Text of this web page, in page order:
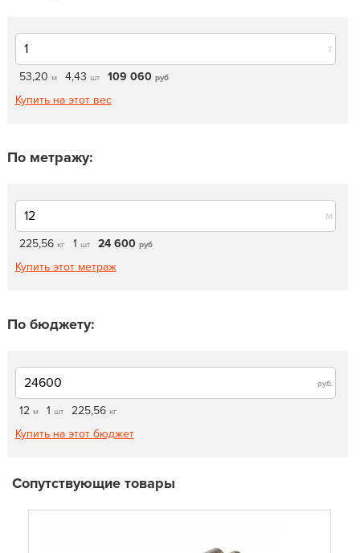
т
53,20 м 4,43 шт 109 060 руб
Купить на этот вес
По метражу:
м
225,56 кг 1 шт 24 600 руб
Купить этот метраж
По бюджету:
руб.
12 м 1 шт 225,56 кг
Купить на этот бюджет
Сопутствующие товары